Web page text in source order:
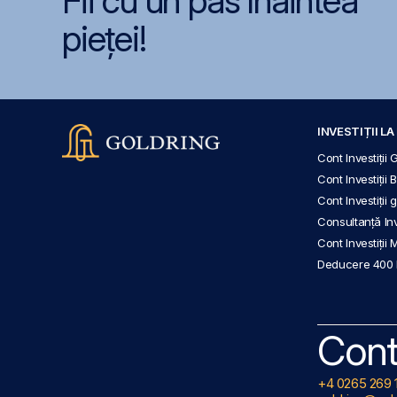
pieței!
INVESTIȚII LA
Cont Investiții
Cont Investiții
Cont Investiții
Consultanță
Cont Investiții
Deducere 400
+4 0265 269